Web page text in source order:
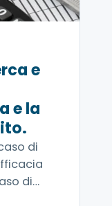
e
e la
di
di